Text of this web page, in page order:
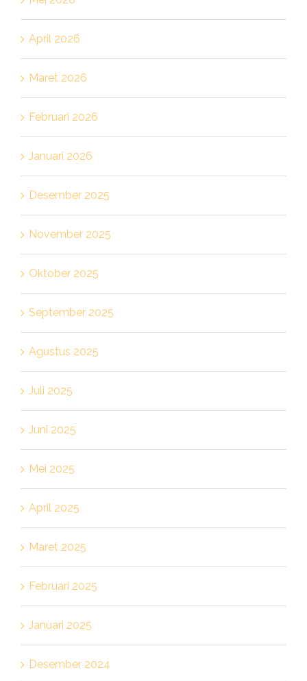
April 2026
Maret 2026
Februari 2026
Januari 2026
Desember 2025
November 2025
Oktober 2025
September 2025
Agustus 2025
Juli 2025
Juni 2025
Mei 2025
April 2025
Maret 2025
Februari 2025
Januari 2025
Desember 2024